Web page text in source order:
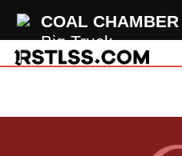
COAL CHAMBER
Big Truck
main